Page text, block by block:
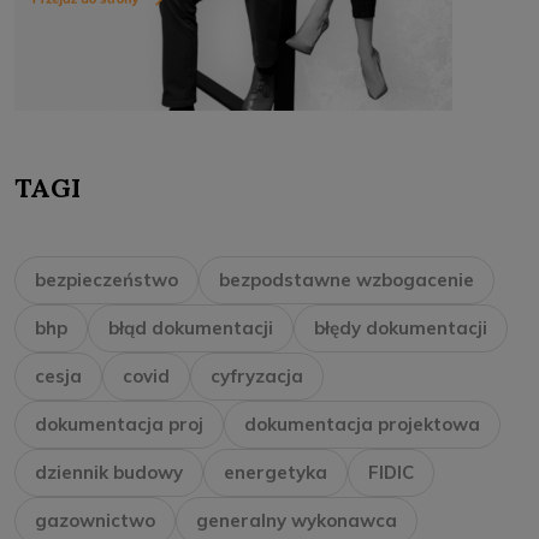
TAGI
bezpieczeństwo bezpodstawne wzbogacenie
bhp błąd dokumentacji błędy dokumentacji
cesja covid cyfryzacja
dokumentacja proj dokumentacja projektowa
dziennik budowy energetyka FIDIC
gazownictwo generalny wykonawca